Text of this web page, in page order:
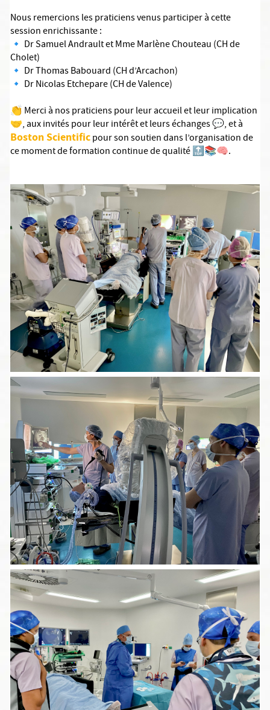
Nous remercions les praticiens venus participer à cette
session enrichissante :
🔹 Dr Samuel Andrault et Mme Marlène Chouteau (CH de
Cholet)
🔹 Dr Thomas Babouard (CH d’Arcachon)
🔹 Dr Nicolas Etchepare (CH de Valence)
👏 Merci à nos praticiens pour leur accueil et leur implication
🤝, aux invités pour leur intérêt et leurs échanges 💬, et à
Boston Scientificpour son soutien dans l’organisation de
ce moment de formation continue de qualité 🔝📚🧠.